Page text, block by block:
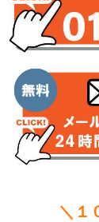
＼１